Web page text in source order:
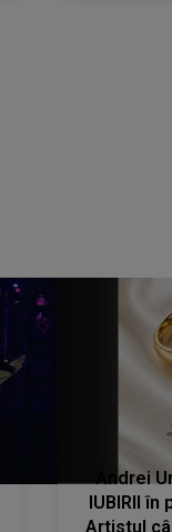
Andrei
IUBIRII
Artistul